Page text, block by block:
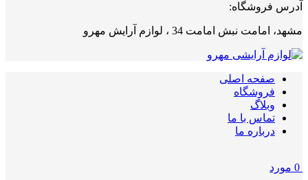
آدرس فروشگاه:
مشهد، امامت نبش امامت 34 ، لوازم آرایش مهرو
صفحه اصلی
فروشگاه
وبلاگ
تماس با ما
درباره ما
0 مورد